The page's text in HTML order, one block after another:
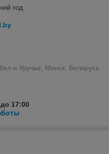
год
и Уручье, Минск, Беларусь
17:00